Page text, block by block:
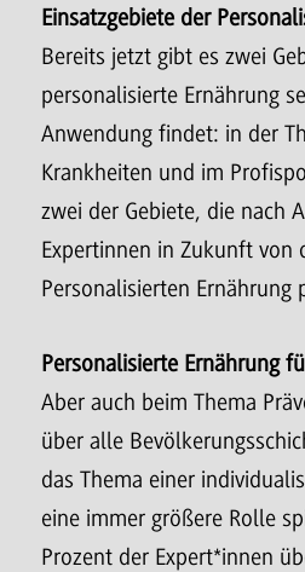
Einsatzgebiete der
Bereits jetzt gibt es zwei
personalisierte Ernährung
Anwendung findet: in der
Krankheiten und im
zwei der Gebiete, die nach
Expertinnen in Zukunft von
Personalisierten Ernährung
Personalisierte Ernährung
Aber auch beim Thema
über alle
das Thema einer
eine immer größere Rolle
Prozent der Expert*innen